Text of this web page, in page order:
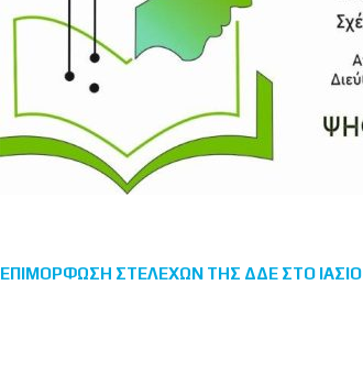
ΕΠΙΜΟΡΦΩΣΗ ΣΤΕΛΕΧΩΝ ΤΗΣ ΔΔΕ ΣΤΟ ΙΑΣΙΟ